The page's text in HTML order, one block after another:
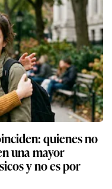
quienes no
una mayor
y no es por